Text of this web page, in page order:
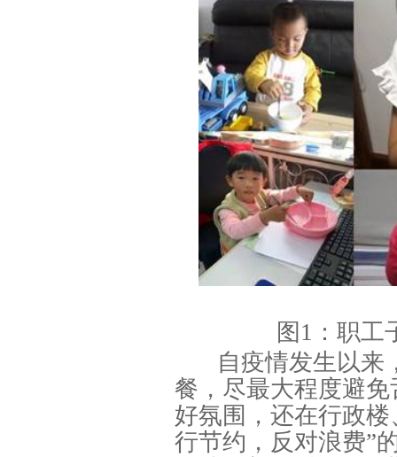
图1：职工
自疫情发生以来
餐，尽最大程度避
好氛围，还在行政
行节约，反对浪费”